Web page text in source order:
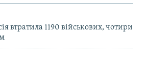
втратила 1190 військових, чотири